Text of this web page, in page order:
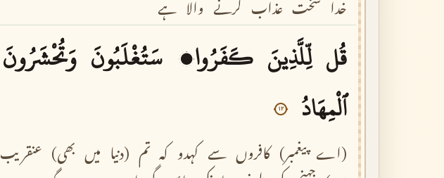
قُل لِّلَّذِينَ كَفَرُوا۟ سَتُغْلَبُونَ وَتُحْشَرُونَ
ٱلْمِهَادُ
١٢
(اے پیغمبر) کافروں سے کہدو کہ تم (دنیا میں بھی) عنقریب